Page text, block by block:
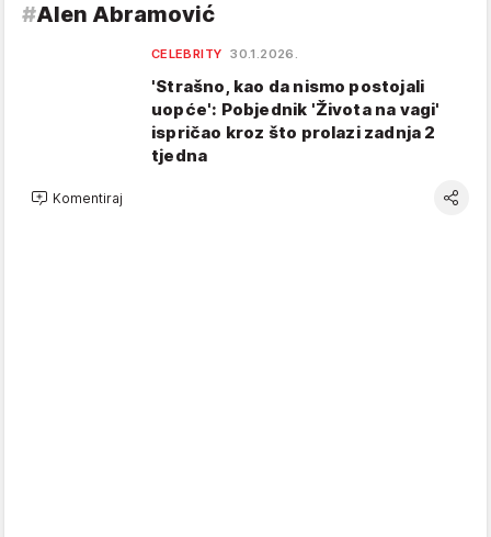
#Alen Abramović
CELEBRITY 30.1.2026.
'Strašno, kao da nismo postojali
uopće': Pobjednik 'Života na vagi'
ispričao kroz što prolazi zadnja 2
tjedna
Komentiraj